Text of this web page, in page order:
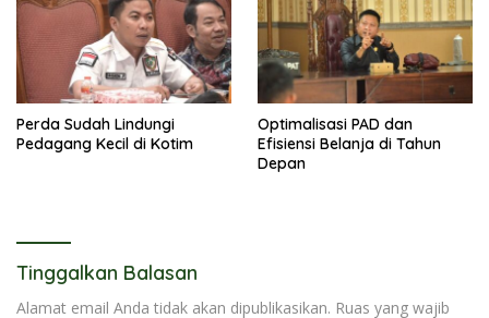
Perda Sudah Lindungi
Pedagang Kecil di Kotim
Optimalisasi PAD dan
Efisiensi Belanja di Tahun
Depan
Tinggalkan Balasan
Alamat email Anda tidak akan dipublikasikan. Ruas yang wajib